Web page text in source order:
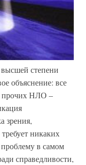
степени
объяснение: все
прочих НЛО –
зрения,
никаких
в самом
справедливости,